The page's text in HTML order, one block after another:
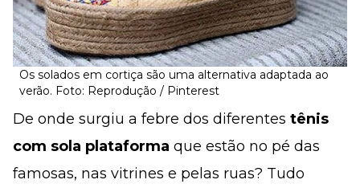
Os solados em cortiça são uma alternativa adaptada ao
verão. Foto: Reprodução / Pinterest
De onde surgiu a febre dos diferentes tênis
com sola plataforma que estão no pé das
famosas, nas vitrines e pelas ruas? Tudo